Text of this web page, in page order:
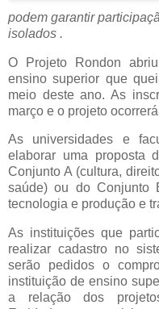
podem garantir
isolados .
O Projeto Rondon
ensino superior que
meio deste ano. As
março e o projeto
As universidades e
elaborar uma proposta
Conjunto A (cultura,
saúde) ou do Conjunto
tecnologia e produção e
As instituições que
realizar cadastro no
serão pedidos o
instituição de ensino
a relação dos